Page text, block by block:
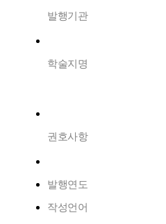
발행기관
학술지명
권호사항
발행연도
작성언어